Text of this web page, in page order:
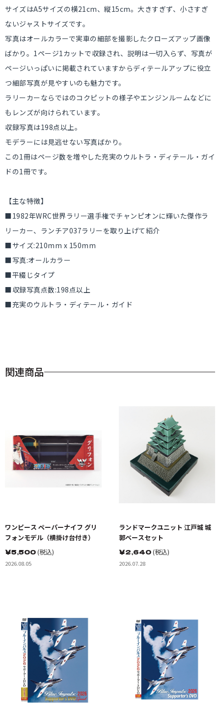
サイズはA5サイズの横21cm、縦15cm。大きすぎず、小さすぎ
ないジャストサイズです。
写真はオールカラーで実車の細部を撮影したクローズアップ画像
ばかり。1ページ1カットで収録され、説明は一切入らず、写真が
ページいっぱいに掲載されていますからディテールアップに役立
つ細部写真が見やすいのも魅力です。
ラリーカーならではのコクピットの様子やエンジンルームなどに
もレンズが向けられています。
収録写真は198点以上。
モデラーには見逃せない写真ばかり。
この1冊はページ数を増やした充実のウルトラ・ディテール・ガイ
ドの1冊です。
【主な特徴】
■1982年WRC世界ラリー選手権でチャンピオンに輝いた傑作ラ
リーカー、ランチア037ラリーを取り上げて紹介
■サイズ:210mm x 150mm
■写真:オールカラー
■平綴じタイプ
■収録写真点数:198点以上
■充実のウルトラ・ディテール・ガイド
関連商品
ワンピース ペーパーナイフ グリ
フォンモデル（横掛け台付き）
￥5,500(税込)
2026.08.05
ランドマークユニット 江戸城 城
郭ベースセット
￥2,640(税込)
2026.07.28